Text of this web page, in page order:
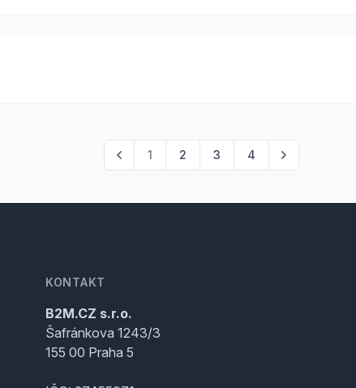
1 2 3 4
KONTAKT
B2M.CZ s.r.o.
Šafránkova 1243/3
155 00 Praha 5